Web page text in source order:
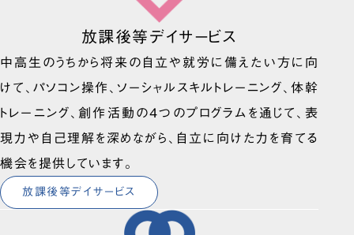
放課後等デイサービス
中高生のうちから将来の自立や就労に備えたい方に向
けて、パソコン操作、ソーシャルスキルトレーニング、体幹
トレーニング、創作活動の4つのプログラムを通じて、表
現力や自己理解を深めながら、自立に向けた力を育てる
機会を提供しています。
放課後等デイサービス